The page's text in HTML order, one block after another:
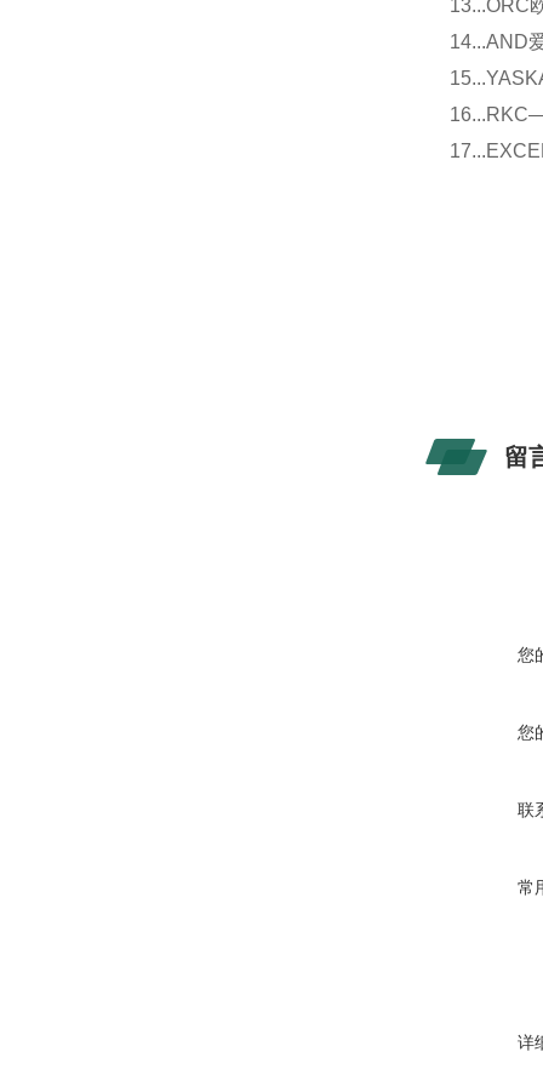
13...ORC
14...AND
留
您
您
联
常
详